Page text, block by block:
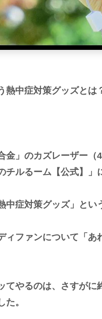
熱中症対策グッズと
」のカズレーザー（
ルるーム【公式】」
症対策グッズ」とい
ファンについて「あ
やるのは、さすがに
。